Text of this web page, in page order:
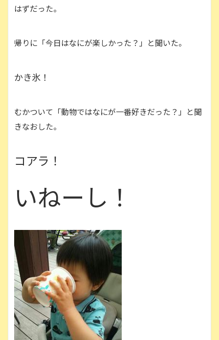
はずだった。
帰りに「今日はなにが楽しかった？」と聞いた。
かき氷！
むかついて「動物ではなにが一番好きだった？」と聞
きなおした。
コアラ！
いねーし！